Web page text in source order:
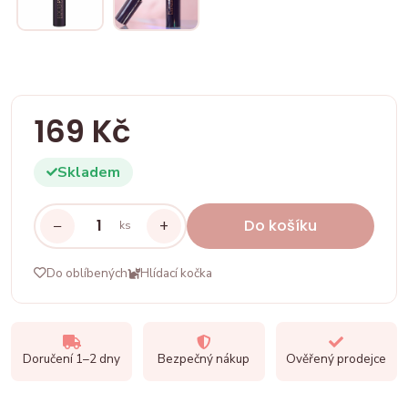
169 Kč
Skladem
− ks + Do košíku
Do oblíbených Hlídací kočka
Doručení 1–2 dny Bezpečný nákup Ověřený prodejce